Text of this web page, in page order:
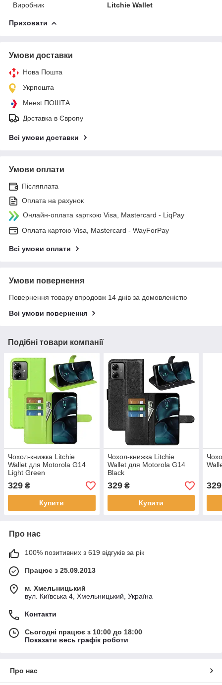
Виробник
Litchie Wallet
Приховати
Умови доставки
Нова Пошта
Укрпошта
Meest ПОШТА
Доставка в Європу
Всі умови доставки
Умови оплати
Післяплата
Оплата на рахунок
Онлайн-оплата карткою Visa, Mastercard - LiqPay
Оплата картою Visa, Mastercard - WayForPay
Всі умови оплати
Умови повернення
Повернення товару впродовж 14 днів за домовленістю
Всі умови повернення
Подібні товари компанії
Чохол-книжка Litchie
Wallet для Motorola G14
Light Green
329 ₴
Купити
Чохол-книжка Litchie
Wallet для Motorola G14
Black
329₴
Купити
329
Про нас
100% позитивних з 619 відгуків за рік
Працює з 25.09.2013
м. Хмельницький
вул. Київська 4, Хмельницький, Україна
Контакти
Сьогодні працює з 10:00 до 18:00
Показати весь графік роботи
Про нас